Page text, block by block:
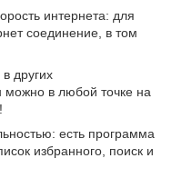
интернета: для
соединение, в том
других
в любой точке на
есть программа
избранного, поиск и